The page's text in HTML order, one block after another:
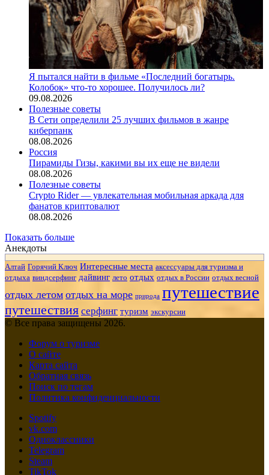
Я пытался найти в фильме «Последний богатырь.
Колобок» что-то хорошее. Получилось ли?
09.08.2026
Полезные советы
В Сети определили 25 лучших фильмов в жанре
киберпанк
08.08.2026
Россия
Пирамиды Гизы, какими вы их еще не видели
08.08.2026
Полезные советы
Crypto Rider — увлекательная мобильная аркада для
фанатов криптовалют
08.08.2026
Показать больше
Анекдоты
Алтай Горячий Ключ Интересные места аксессуары для туризма и
отдыха виндсерфинг дайвинг лето отдых отдых в России отдых весной
отдых летом отдых на море природа путешествие
путешествия серфинг туризм экскурсии
© Все права защищены 2026.
Форум о туризме
О сайте
Карта сайта
Обратная связь
Поиск по тегам
Политика конфиденциальности
Spotify
vk.com
Одноклассники
Telegram
Steam
TikTok